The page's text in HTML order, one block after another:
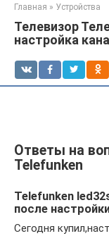
Главная » Устройства
Телевизор
настройка
Ответы на
Telefunken
Telefunken
после
Сегодня